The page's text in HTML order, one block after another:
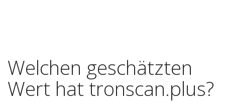
Welchen geschätzten
Wert hat tronscan.plus?